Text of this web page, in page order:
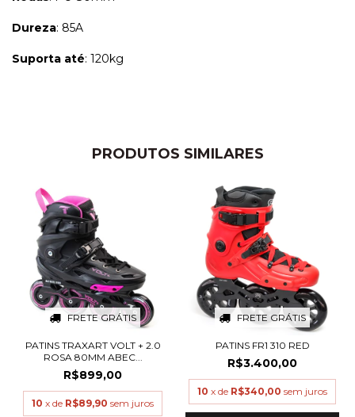
Dureza: 85A
Suporta até: 120kg
PRODUTOS SIMILARES
FRETE GRÁTIS
PATINS TRAXART VOLT + 2.0
ROSA 80MM ABEC...
R$899,00
10 x de R$89,90 sem juros
FRETE GRÁTIS
PATINS FR1 310 RED
R$3.400,00
10 x de R$340,00 sem juros